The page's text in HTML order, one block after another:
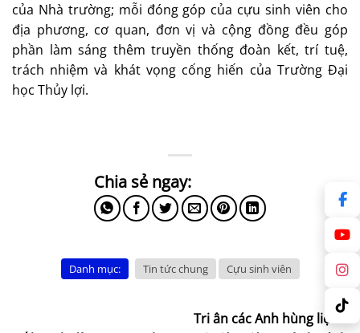
của Nhà trường; mỗi đóng góp của cựu sinh viên cho
địa phương, cơ quan, đơn vị và cộng đồng đều góp
phần làm sáng thêm truyền thống đoàn kết, trí tuệ,
trách nhiệm và khát vọng cống hiến của Trường Đại
học Thủy lợi.
Danh mục: Tin tức chung Cựu sinh viên
Tri ân các Anh hùng liệt sĩ